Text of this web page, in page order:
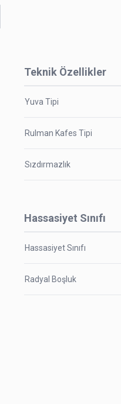
Teknik Özellikler
Yuva Tipi
Rulman Kafes Tipi
Sızdırmazlık
Hassasiyet Sınıfı
Hassasiyet Sınıfı
Radyal Boşluk